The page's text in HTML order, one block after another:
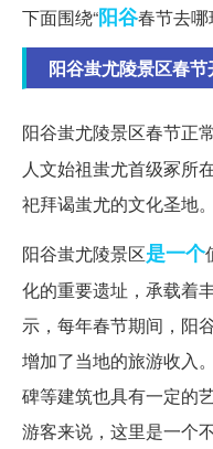
下面围绕“阳谷春节去
阳谷蚩尤陵景区春
阳谷蚩尤陵景区春节正
人文始祖蚩尤首级冢所
祀拜谒蚩尤的文化圣地。
阳谷蚩尤陵景区是一个
化的重要遗址，承载着
示，每年春节期间，阳
增加了当地的旅游收入
碑等建筑也具有一定的
游客来说，这里是一个